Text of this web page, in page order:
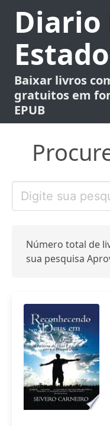
Diario
Estado
Baixar livros
gratuitos em
EPUB
Número total de
sua pesquisa